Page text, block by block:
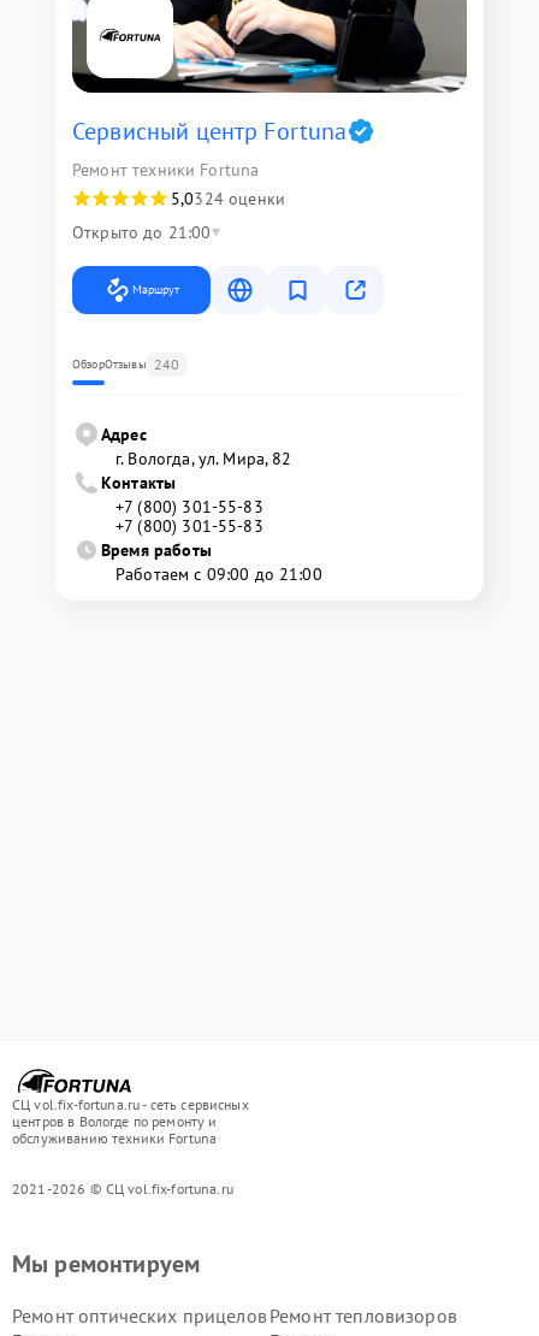
Сервисный центр Fortuna
Ремонт техники Fortuna
5,0324 оценки
Открыто до 21:00
Маршрут
ОбзорОтзывы 240
Адрес
г. Вологда, ул. Мира, 82
Контакты
+7 (800) 301-55-83
+7 (800) 301-55-83
Время работы
Работаем с 09:00 до 21:00
СЦ vol.fix-fortuna.ru - сеть сервисных
центров в Вологде по ремонту и
обслуживанию техники Fortuna
2021-2026 © СЦ vol.fix-fortuna.ru
Мы ремонтируем
Ремонт оптических прицеловРемонт тепловизоров